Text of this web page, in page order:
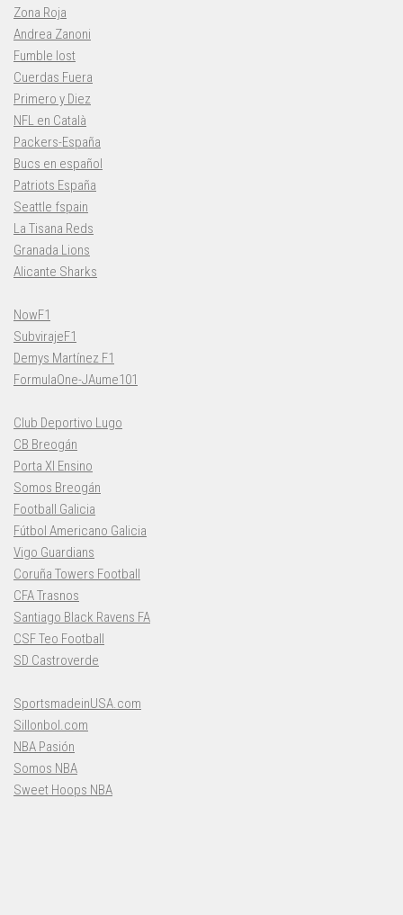
Zona Roja
Andrea Zanoni
Fumble lost
Cuerdas Fuera
Primero y Diez
NFL en Català
Packers-España
Bucs en español
Patriots España
Seattle fspain
La Tisana Reds
Granada Lions
Alicante Sharks
NowF1
SubvirajeF1
Demys Martínez F1
FormulaOne-JAume101
Club Deportivo Lugo
CB Breogán
Porta XI Ensino
Somos Breogán
Football Galicia
Fútbol Americano Galicia
Vigo Guardians
Coruña Towers Football
CFA Trasnos
Santiago Black Ravens FA
CSF Teo Football
SD Castroverde
SportsmadeinUSA.com
Sillonbol.com
NBA Pasión
Somos NBA
Sweet Hoops NBA